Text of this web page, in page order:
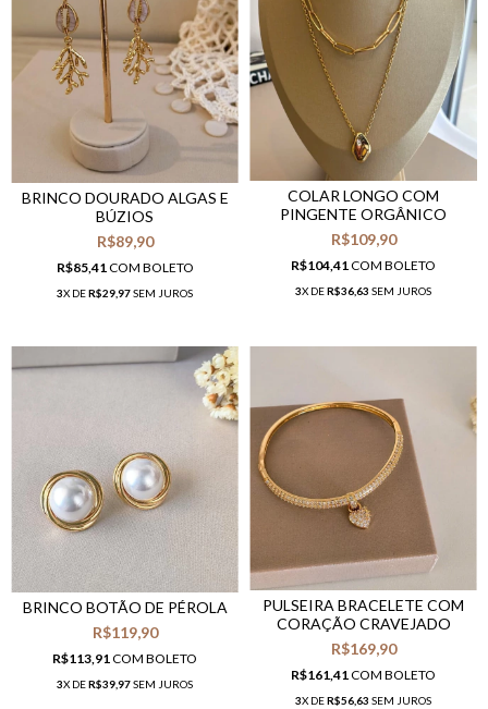
BRINCO DOURADO ALGAS E
BÚZIOS
R$89,90
R$85,41COM BOLETO
3X DER$29,97SEM JUROS
COLAR LONGO COM
PINGENTE ORGÂNICO
R$109,90
R$104,41 COM BOLETO
3X DER$36,63 SEM JUROS
BRINCO BOTÃO DE PÉROLA
R$119,90
R$113,91COM BOLETO
3X DER$39,97SEM JUROS
PULSEIRA BRACELETE COM
CORAÇÃO CRAVEJADO
R$169,90
R$161,41COM BOLETO
3X DER$56,63 SEM JUROS